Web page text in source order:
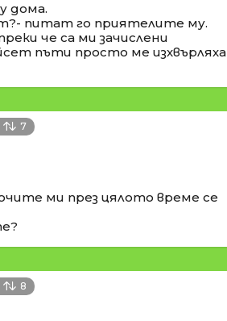
дома.
питат го приятелите му.
че са ми зачислени
пъти просто ме изхвърляха
7
ми през цялото време се
8